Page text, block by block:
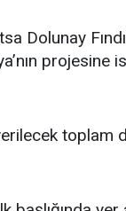
Dolunay
projesine
toplam